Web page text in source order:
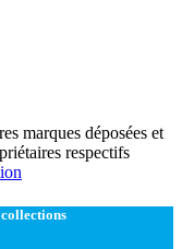
marques déposées et
respectifs